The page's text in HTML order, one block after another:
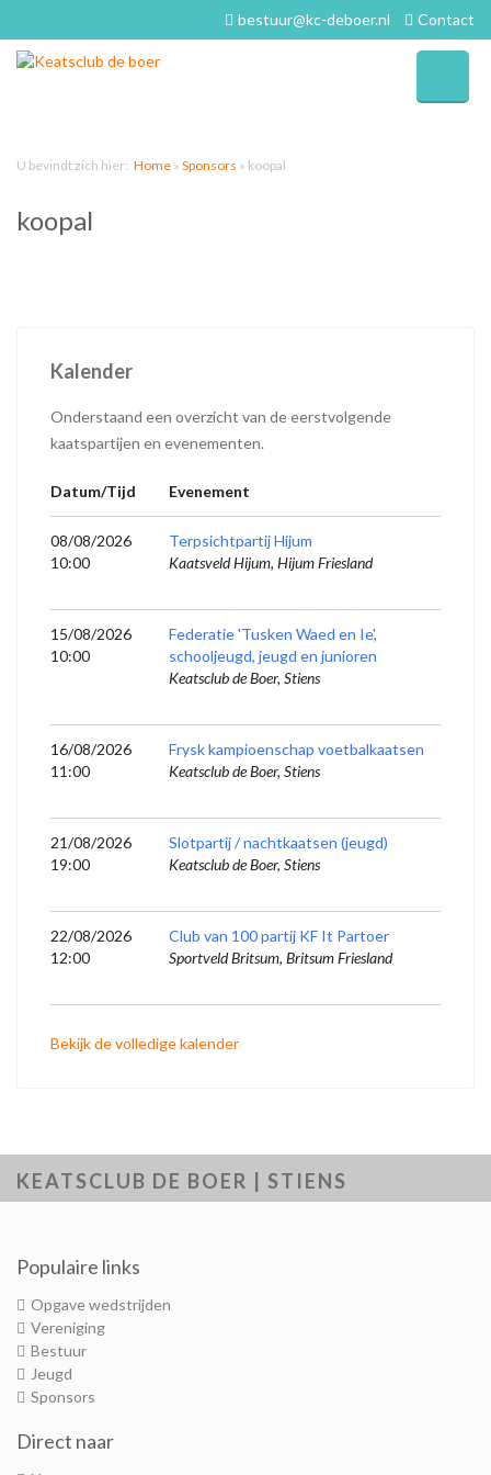
bestuur@kc-deboer.nl Contact
U bevindt zich hier: Home » Sponsors » koopal
koopal
Kalender
Onderstaand een overzicht van de eerstvolgende
kaatspartijen en evenementen.
Datum/Tijd Evenement
08/08/2026
10:00
Terpsichtpartij Hijum
Kaatsveld Hijum, Hijum Friesland
15/08/2026
10:00
Federatie 'Tusken Waed en Ie',
schooljeugd, jeugd en junioren
Keatsclub de Boer, Stiens
16/08/2026
11:00
Frysk kampioenschap voetbalkaatsen
Keatsclub de Boer, Stiens
21/08/2026
19:00
Slotpartij / nachtkaatsen (jeugd)
Keatsclub de Boer, Stiens
22/08/2026
12:00
Club van 100 partij KF It Partoer
Sportveld Britsum, Britsum Friesland
Bekijk de volledige kalender
KEATSCLUB DE BOER | STIENS
Populaire links
Opgave wedstrijden
Vereniging
Bestuur
Jeugd
Sponsors
Direct naar